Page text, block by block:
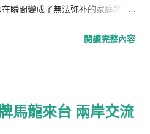
失去愛妻的痛苦中，仍舊肩負起
只是對過往的緬懷，更是對未來
我們學會在絕望中尋找希望，在
一天中，用慈愛與感恩來敬畏每
瞬間變成了無法弥补的家庭悲
一輛由傅姓駕駛的休旅車輾過。
疑肇事者當時的車速過快。 黃父
的孩子時常騎腳踏車去幫他買
閱讀完整內容
馬龍來台 兩岸交流